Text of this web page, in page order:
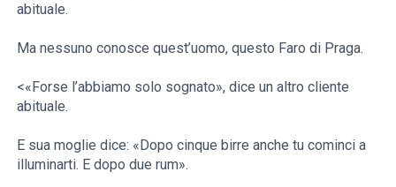
abituale.
Ma nessuno conosce quest’uomo, questo Faro di Praga.
<«Forse l’abbiamo solo sognato», dice un altro cliente
abituale.
E sua moglie dice: «Dopo cinque birre anche tu cominci a
illuminarti. E dopo due rum».